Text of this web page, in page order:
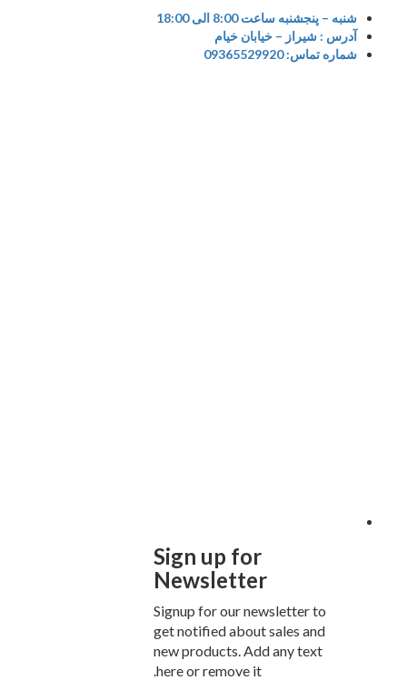
شنبه – پنجشنبه ساعت 8:00 الی 18:00
آدرس : شیراز – خیابان خیام
شماره تماس: 09365529920
Sign up for
Newsletter
Signup for our newsletter to
get notified about sales and
new products. Add any text
here or remove it.